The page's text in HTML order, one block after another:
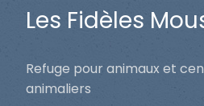
Les Fidèles
Refuge pour animaux et
animaliers